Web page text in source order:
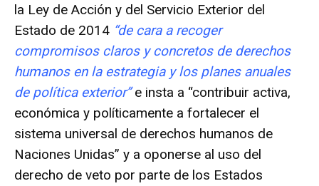
la Ley de Acción y del Servicio Exterior del
Estado de 2014 “de cara a recoger
compromisos claros y concretos de derechos
humanos en la estrategia y los planes anuales
de política exterior”e insta a “contribuir activa,
económica y políticamente a fortalecer el
sistema universal de derechos humanos de
Naciones Unidas” y a oponerse al uso del
derecho de veto por parte de los Estados